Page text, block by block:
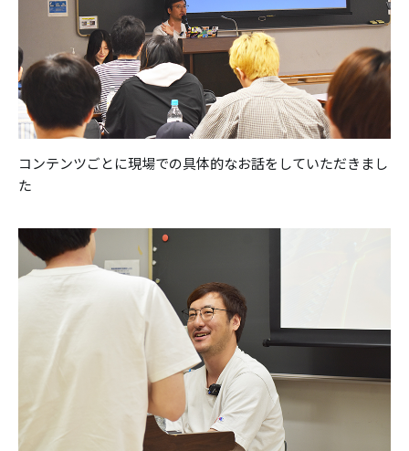
コンテンツごとに現場での具体的なお話をしていただきまし
た